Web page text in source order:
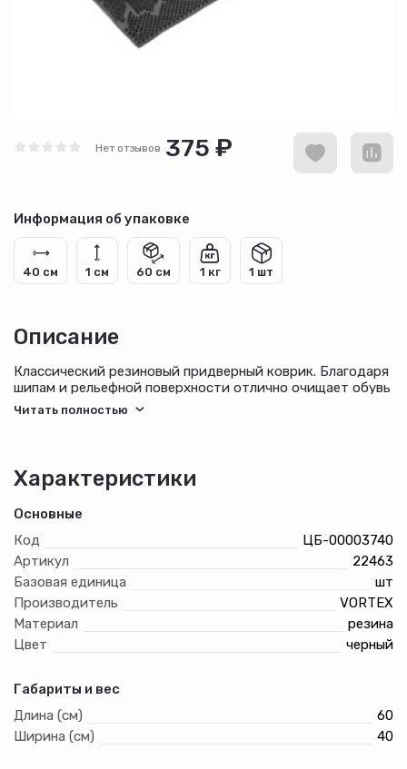
Нет отзывов 375 ₽
Информация об упаковке
40 см 1 см 60 см 1 кг 1 шт
Описание
Классический резиновый придверный коврик. Благодаря
шипам и рельефной поверхности отлично очищает обувь
от грязи и песка при входе в помещение. Легко моется
Характеристики
Размеры: 40х60 см
Вес: 750 г
Материал: резина
Характеристики
Основные
Код
ЦБ-00003740
Артикул
22463
Базовая единица
шт
Производитель
VORTEX
Материал
резина
Цвет
черный
Габариты и вес
Длина (см)
60
Ширина (см)
40